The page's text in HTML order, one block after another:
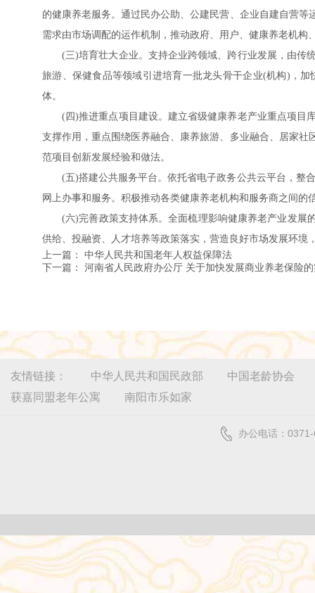
的健康养老服务。通过民办公助、公建民营、企业自建自营
需求由市场调配的运作机制，推动政府、用户、健康养老机
(三)培育壮大企业。支持企业跨领域、跨行业发展，由传
旅游、保健食品等领域引进培育一批龙头骨干企业(机构)，
体。
(四)推进重点项目建设。建立省级健康养老产业重点项目
支撑作用，重点围绕医养融合、康养旅游、多业融合、居家
范项目创新发展经验和做法。
(五)搭建公共服务平台。依托省电子政务公共云平台，整
网上办事和服务。积极推动各类健康养老机构和服务商之间
(六)完善政策支持体系。全面梳理影响健康养老产业发展
供给、投融资、人才培养等政策落实，营造良好市场发展环境
上一篇： 中华人民共和国老年人权益保障法
下一篇： 河南省人民政府办公厅 关于加快发展商业养老保险
友情链接： 中华人民共和国民政部
中国老龄协会
获嘉同盟老年公寓
南阳市乐如家
办公电话：